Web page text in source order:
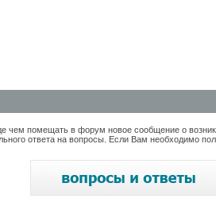
чем помещать в форум новое сообщение о
ответа на вопросы. Если Вам необходимо